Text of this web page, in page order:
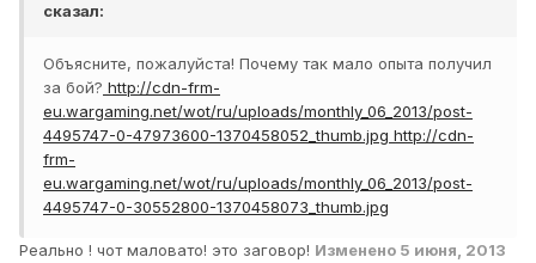
сказал:
Объясните, пожалуйста! Почему так мало опыта получил
за бой? http://cdn-frm-
eu.wargaming.net/wot/ru/uploads/monthly_06_2013/post-
4495747-0-47973600-1370458052_thumb.jpg http://cdn-
frm-
eu.wargaming.net/wot/ru/uploads/monthly_06_2013/post-
4495747-0-30552800-1370458073_thumb.jpg
Реально ! чот маловато! это заговор! Изменено 5 июня, 2013